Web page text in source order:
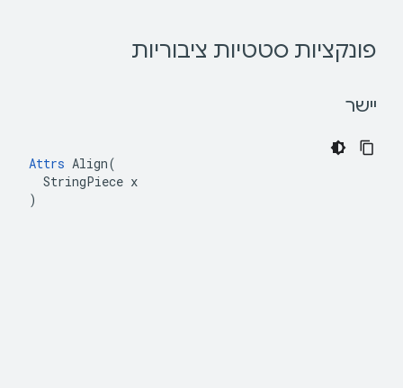
פונקציות סטטיות ציבוריות
יישר
Attrs Align(
  StringPiece x
)